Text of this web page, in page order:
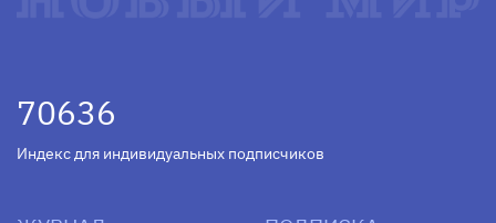
70636
Индекс для индивидуальных подписчиков